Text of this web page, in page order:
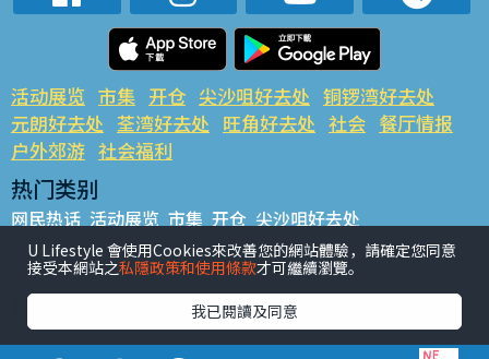
活动展览 市集 开仓 尖沙咀好去处 铜锣湾好去处
元朗好去处 荃湾好去处 旺角好去处 社会 餐厅情报
户外郊游 社会福利
热门类别
网民热话 活动展览 市集 开仓 尖沙咀好去处
铜锣湾好去处 元朗好去处 荃湾好去处 旺角好去处 社会
餐厅情报 户外郊游
热门标签
#UGO揾好去处 #人气活动推介 #美食社群热话
U Lifestyle 會使用Cookies來改善您的網站體驗，請確定您同意
接受本網站之私隱政策和使用條款才可繼續瀏覽。
我已閱讀及同意